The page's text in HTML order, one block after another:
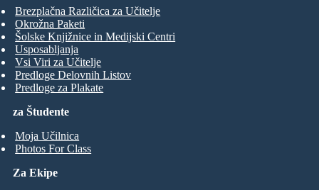
za Študente
Moja Učilnica
Photos For Class
Brezplačna Različica za Učitelje
Okrožna Paketi
Šolske Knjižnice in Medijski Centri
Usposabljanja
Vsi Viri za Učitelje
Predloge Delovnih Listov
Predloge za Plakate
Za Ekipe